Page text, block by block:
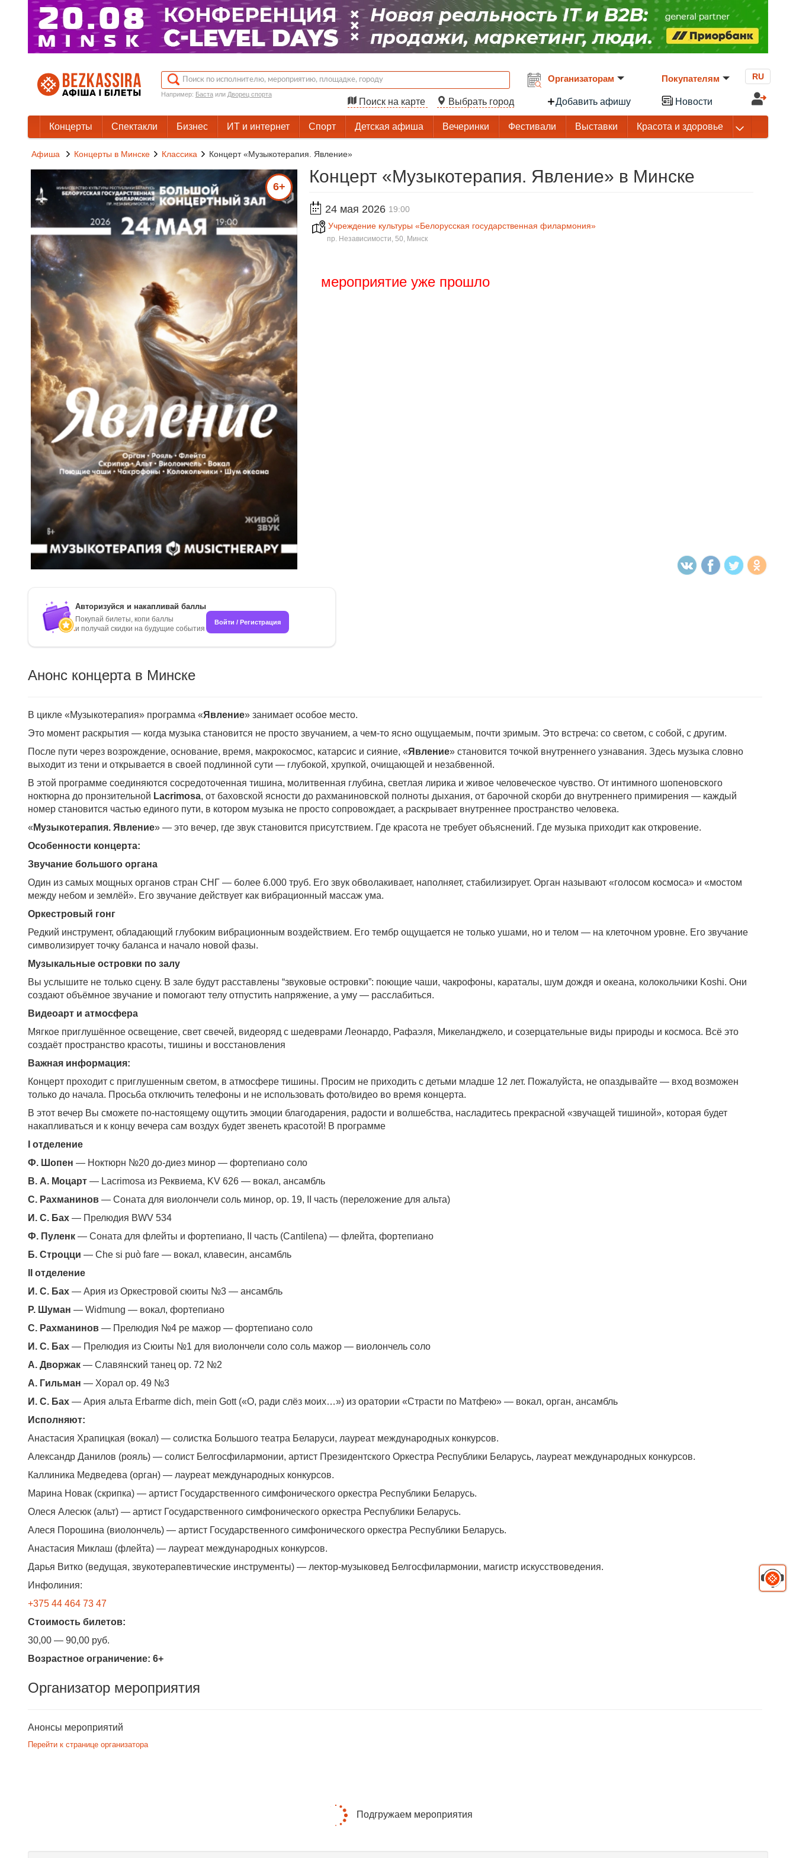
Например: Бастаили Дворец спорта
Поиск на карте Выбрать город
Организаторам
Добавить афишу
Покупателям
Новости
RU
Концерты Спектакли Бизнес ИТ и интернет Спорт Детская афиша Вечеринки Фестивали Выставки Красота и здоровье
Афиша Концерты в Минске Классика Концерт «Музыкотерапия. Явление‎»‎
6+
Концерт «Музыкотерапия. Явление‎»‎ в Минске
24 мая 2026 19:00
Учреждение культуры «Белорусская государственная филармония»
пр. Независимости, 50, Минск
мероприятие уже прошло
Авторизуйся и накапливай баллы
Покупай билеты, копи баллы
и получай скидки на будущие события
Войти / Регистрация
Анонс концерта в Минске
В цикле «Музыкотерапия» программа «Явление» занимает особое место.
Это момент раскрытия — когда музыка становится не просто звучанием, а чем-то ясно ощущаемым, почти зримым. Это встреча: со светом, с собой, с другим.
После пути через возрождение, основание, время, макрокосмос, катарсис и сияние, «Явление» становится точкой внутреннего узнавания. Здесь музыка словно
выходит из тени и открывается в своей подлинной сути — глубокой, хрупкой, очищающей и незабвенной.
В этой программе соединяются сосредоточенная тишина, молитвенная глубина, светлая лирика и живое человеческое чувство. От интимного шопеновского
ноктюрна до пронзительной Lacrimosa, от баховской ясности до рахманиновской полноты дыхания, от барочной скорби до внутреннего примирения — каждый
номер становится частью единого пути, в котором музыка не просто сопровождает, а раскрывает внутреннее пространство человека.
« Музыкотерапия. Явление» — это вечер, где звук становится присутствием. Где красота не требует объяснений. Где музыка приходит как откровение.
Особенности концерта:
Звучание большого органа
Один из самых мощных органов стран СНГ — более 6.000 труб. Его звук обволакивает, наполняет, стабилизирует. Орган называют «голосом космоса» и «мостом
между небом и землёй». Его звучание действует как вибрационный массаж ума.
Оркестровый гонг
Редкий инструмент, обладающий глубоким вибрационным воздействием. Его тембр ощущается не только ушами, но и телом — на клеточном уровне. Его звучание
символизирует точку баланса и начало новой фазы.
Музыкальные островки по залу
Вы услышите не только сцену. В зале будут расставлены “звуковые островки”: поющие чаши, чакрофоны, караталы, шум дождя и океана, колокольчики Koshi. Они
создают объёмное звучание и помогают телу отпустить напряжение, а уму — расслабиться.
Видеоарт и атмосфера
Мягкое приглушённое освещение, свет свечей, видеоряд с шедеврами Леонардо, Рафаэля, Микеланджело, и созерцательные виды природы и космоса. Всё это
создаёт пространство красоты, тишины и восстановления
Важная информация:
Концерт проходит с приглушенным светом, в атмосфере тишины. Просим не приходить с детьми младше 12 лет. Пожалуйста, не опаздывайте — вход возможен
только до начала. Просьба отключить телефоны и не использовать фото/видео во время концерта.
В этот вечер Вы сможете по-настоящему ощутить эмоции благодарения, радости и волшебства, насладитесь прекрасной «звучащей тишиной», которая будет
накапливаться и к концу вечера сам воздух будет звенеть красотой! В программе
I отделение
Ф. Шопен — Ноктюрн №20 до-диез минор — фортепиано соло
В. А. Моцарт — Lacrimosa из Реквиема, KV 626 — вокал, ансамбль
С. Рахманинов — Соната для виолончели соль минор, op. 19, II часть (переложение для альта)
И. С. Бах — Прелюдия BWV 534
Ф. Пуленк — Соната для флейты и фортепиано, II часть (Cantilena) — флейта, фортепиано
Б. Строцци — Che si può fare — вокал, клавесин, ансамбль
II отделение
И. С. Бах — Ария из Оркестровой сюиты №3 — ансамбль
Р. Шуман — Widmung — вокал, фортепиано
С. Рахманинов — Прелюдия №4 ре мажор — фортепиано соло
И. С. Бах — Прелюдия из Сюиты №1 для виолончели соло соль мажор — виолончель соло
А. Дворжак — Славянский танец op. 72 №2
А. Гильман — Хорал op. 49 №3
И. С. Бах — Ария альта Erbarme dich, mein Gott («О, ради слёз моих…») из оратории «Страсти по Матфею» — вокал, орган, ансамбль
Исполняют:
Анастасия Храпицкая (вокал) — солистка Большого театра Беларуси, лауреат международных конкурсов.
Александр Данилов (рояль) — солист Белгосфилармонии, артист Президентского Оркестра Республики Беларусь, лауреат международных конкурсов.
Каллиника Медведева (орган) — лауреат международных конкурсов.
Марина Новак (скрипка) — артист Государственного симфонического оркестра Республики Беларусь.
Олеся Алесюк (альт) — артист Государственного симфонического оркестра Республики Беларусь.
Алеся Порошина (виолончель) — артист Государственного симфонического оркестра Республики Беларусь.
Анастасия Миклаш (флейта) — лауреат международных конкурсов.
Дарья Витко (ведущая, звукотерапевтические инструменты) — лектор-музыковед Белгосфилармонии, магистр искусствоведения.
Инфолиния:
+375 44 464 73 47
Стоимость билетов:
30,00 — 90,00 руб.
Возрастное ограничение: 6+
Организатор мероприятия
Анонсы мероприятий
Перейти к странице организатора
Подгружаем мероприятия